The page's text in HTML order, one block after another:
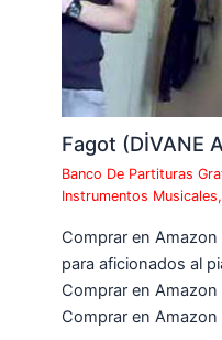
Fagot (DİVANE
Banco De Partituras
Instrumentos Musicales
Comprar en
para aficionados al
Comprar en
Comprar en